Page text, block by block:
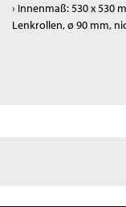
› Innenmaß: 530 x 530
Lenkrollen, ø 90 mm,